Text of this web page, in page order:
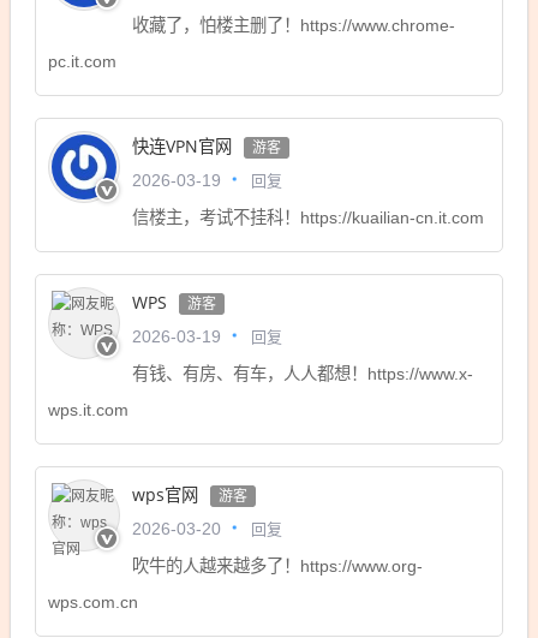
收藏了，怕楼主删了！https://www.chrome-
pc.it.com
快连VPN官网 游客
2026-03-19 回复
信楼主，考试不挂科！https://kuailian-cn.it.com
WPS 游客
2026-03-19 回复
有钱、有房、有车，人人都想！https://www.x-
wps.it.com
wps官网 游客
2026-03-20 回复
吹牛的人越来越多了！https://www.org-
wps.com.cn